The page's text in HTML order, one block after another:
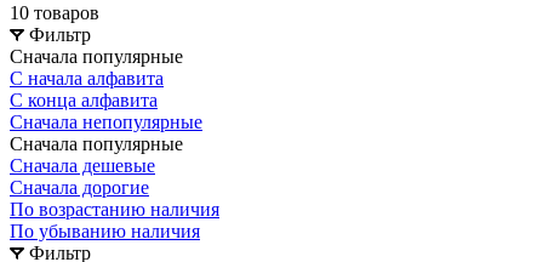
10 товаров
Фильтр
Сначала популярные
С начала алфавита
С конца алфавита
Сначала непопулярные
Сначала популярные
Сначала дешевые
Сначала дорогие
По возрастанию наличия
По убыванию наличия
Фильтр